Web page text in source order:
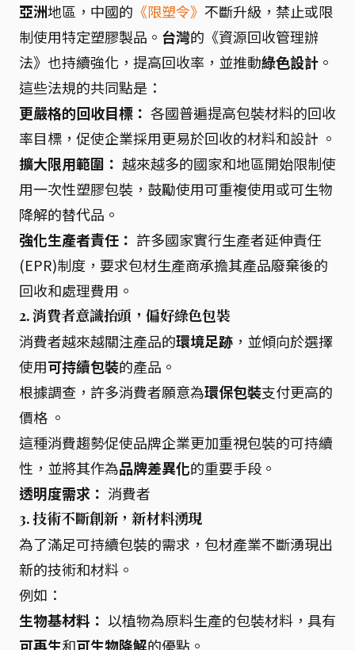
亞洲地區，中國的 《限塑令》 不斷升級，禁止或限
制使用特定塑膠製品。 台灣的《資源回收管理辦
法》也持續強化，提高回收率，並推動綠色設計 。
這些法規的共同點是：
更嚴格的回收目標： 各國普遍提高包裝材料的回收
率目標，促使企業採用更易於回收的材料和設計 。
擴大限用範圍： 越來越多的國家和地區開始限制使
用一次性塑膠包裝，鼓勵使用可重複使用或可生物
降解的替代品。
強化生產者責任： 許多國家實行生產者延伸責任
(EPR)制度，要求包材生產商承擔其產品廢棄後的
回收和處理費用。
2. 消費者意識抬頭，偏好綠色包裝
消費者越來越關注產品的環境足跡 ，並傾向於選擇
使用可持續包裝的產品。
根據調查，許多消費者願意為環保包裝支付更高的
價格 。
這種消費趨勢促使品牌企業更加重視包裝的可持續
性，並將其作為品牌差異化的重要手段。
透明度需求： 消費者
3. 技術不斷創新，新材料湧現
為了滿足可持續包裝的需求，包材產業不斷湧現出
新的技術和材料。
例如：
生物基材料： 以植物為原料生產的包裝材料，具有
可再生和可生物降解的優點。